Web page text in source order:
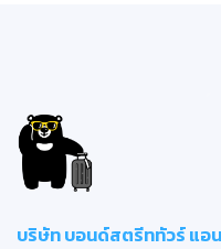
บริษัท บอนด์สตรีททัวร์ แอ